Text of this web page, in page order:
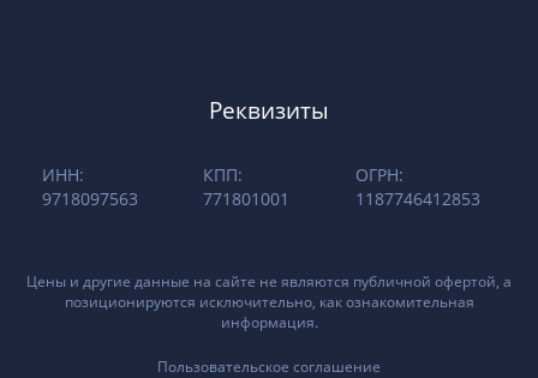
Реквизиты
ИНН:
9718097563
КПП:
771801001
ОГРН:
1187746412853
Цены и другие данные на сайте не являются публичной офертой, а
позиционируются исключительно, как ознакомительная
информация.
Пользовательское соглашение